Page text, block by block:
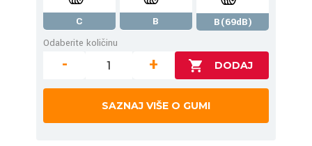
C B
B(69dB)
Odaberite količinu
- +
SAZNAJ VIŠE O GUMI